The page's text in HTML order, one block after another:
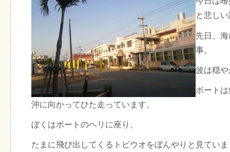
と悲し
先日、
事。
波は穏
ボート
沖に向かってひた走っています。
ぼくはボートのヘリに座り、
たまに飛び出してくるトビウオをぼんやりと見てい